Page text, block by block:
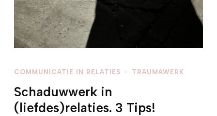
COMMUNICATIE IN RELATIES TRAUMAWERK
Schaduwwerk in
(liefdes)relaties. 3 Tips!